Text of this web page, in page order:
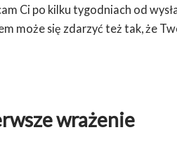
Ci po kilku tygodniach od
może się zdarzyć też tak, że
wrażenie